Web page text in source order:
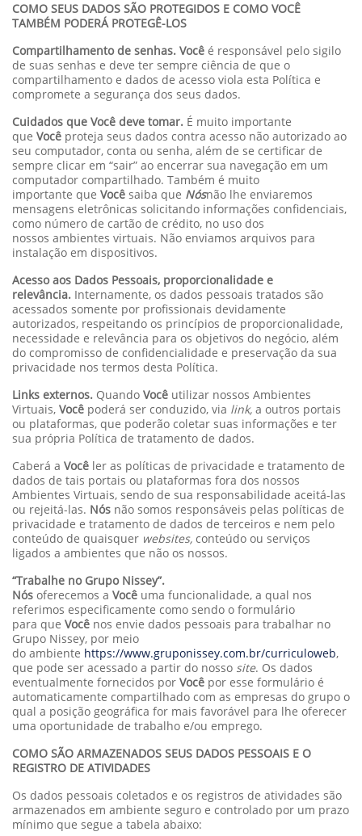
COMO SEUS DADOS SÃO PROTEGIDOS E COMO VOCÊ
TAMBÉM PODERÁ PROTEGÊ-LOS
Compartilhamento de senhas. Você é responsável pelo sigilo
de suas senhas e deve ter sempre ciência de que o
compartilhamento e dados de acesso viola esta Política e
compromete a segurança dos seus dados.
Cuidados que Você deve tomar. É muito importante
que Você proteja seus dados contra acesso não autorizado ao
seu computador, conta ou senha, além de se certificar de
sempre clicar em “sair” ao encerrar sua navegação em um
computador compartilhado. Também é muito
importante que Você saiba que Nósnão lhe enviaremos
mensagens eletrônicas solicitando informações confidenciais,
como número de cartão de crédito, no uso dos
nossos ambientes virtuais. Não enviamos arquivos para
instalação em dispositivos.
Acesso aos Dados Pessoais, proporcionalidade e
relevância. Internamente, os dados pessoais tratados são
acessados somente por profissionais devidamente
autorizados, respeitando os princípios de proporcionalidade,
necessidade e relevância para os objetivos do negócio, além
do compromisso de confidencialidade e preservação da sua
privacidade nos termos desta Política.
Links externos. Quando Você utilizar nossos Ambientes
Virtuais, Você poderá ser conduzido, via link, a outros portais
ou plataformas, que poderão coletar suas informações e ter
sua própria Política de tratamento de dados.
Caberá a Você ler as políticas de privacidade e tratamento de
dados de tais portais ou plataformas fora dos nossos
Ambientes Virtuais, sendo de sua responsabilidade aceitá-las
ou rejeitá-las. Nós não somos responsáveis pelas políticas de
privacidade e tratamento de dados de terceiros e nem pelo
conteúdo de quaisquer websites, conteúdo ou serviços
ligados a ambientes que não os nossos.
“Trabalhe no Grupo Nissey”.
Nós oferecemos a Você uma funcionalidade, a qual nos
referimos especificamente como sendo o formulário
para que Você nos envie dados pessoais para trabalhar no
Grupo Nissey, por meio
do ambiente https://www.gruponissey.com.br/curriculoweb,
que pode ser acessado a partir do nosso site. Os dados
eventualmente fornecidos por Você por esse formulário é
automaticamente compartilhado com as empresas do grupo o
qual a posição geográfica for mais favorável para lhe oferecer
uma oportunidade de trabalho e/ou emprego.
COMO SÃO ARMAZENADOS SEUS DADOS PESSOAIS E O
REGISTRO DE ATIVIDADES
Os dados pessoais coletados e os registros de atividades são
armazenados em ambiente seguro e controlado por um prazo
mínimo que segue a tabela abaixo: